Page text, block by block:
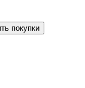
покупки